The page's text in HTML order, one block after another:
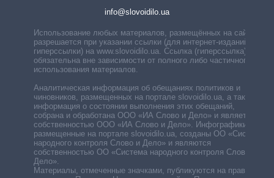
info@slovoidilo.ua
Использование любых материалов, размещённых на сайте,
разрешается при указании ссылки (для интернет-изданий —
гиперссылки) на www.slovoidilo.ua. Ссылка (гиперссылка)
обязательна вне зависимости от полного либо частичного
использования материалов.
Аналитическая информация об обещаниях политиков и
чиновников, размещенных на портале slovoidilo.ua, а также
информация о состоянии выполнения этих обещаний,
собрана и обработана ООО «ИА Слово и Дело» и является
собственностью ООО «ИА Слово и Дело». Инфографики,
размещенные на портале slovoidilo.ua, созданы ОО «Система
народного контроля Слово и Дело» и являются
собственностью ОО «Система народного контроля Слово и
Дело».
Материалы, отмеченные значками, публикуются на правах